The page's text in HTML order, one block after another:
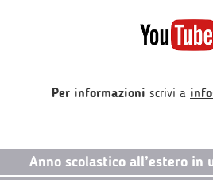
Per informazioni scrivi a
Anno scolastico all’estero in